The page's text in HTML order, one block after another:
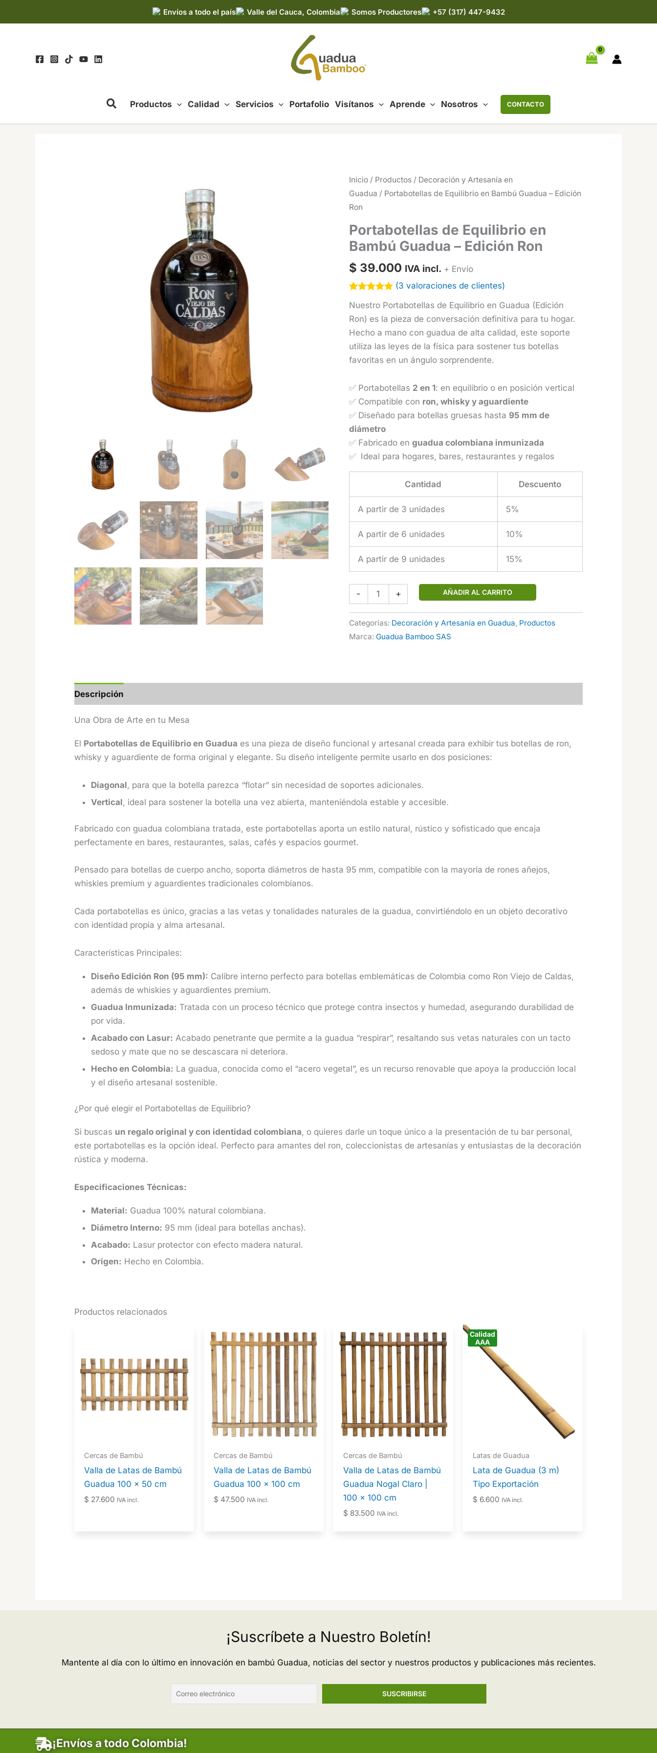
Envíos a todo el país Valle del Cauca, Colombia Somos Productores +57 (317) 447-9432
Productos Calidad Servicios Portafolio Visítanos Aprende Nosotros CONTACTO
Inicio/ Productos/ Decoración y Artesanía en
Guadua / Portabotellas de Equilibrio en Bambú Guadua – Edición
Ron
Portabotellas de Equilibrio en
Bambú Guadua – Edición Ron
$ 39.000 IVA incl. + Envío
5.00sobre
5 basado
en
puntuaciones
(3 valoraciones de clientes)
Nuestro Portabotellas de Equilibrio en Guadua (Edición
Ron) es la pieza de conversación definitiva para tu hogar.
Hecho a mano con guadua de alta calidad, este soporte
utiliza las leyes de la física para sostener tus botellas
favoritas en un ángulo sorprendente.
✅ Portabotellas 2 en 1: en equilibrio o en posición vertical
✅ Compatible con ron, whisky y aguardiente
✅ Diseñado para botellas gruesas hasta 95 mm de
diámetro
✅ Fabricado en guadua colombiana inmunizada
✅ Ideal para hogares, bares, restaurantes y regalos
Cantidad Descuento
A partir de 3 unidades 5%
A partir de 6 unidades 10%
A partir de 9 unidades 15%
-
Portabotellas
de
Equilibrio
en
+ AÑADIR AL CARRITO
Categorías: Decoración y Artesanía en Guadua, Productos
Marca: Guadua Bamboo SAS
Descripción
Una Obra de Arte en tu Mesa
El Portabotellas de Equilibrio en Guadua es una pieza de diseño funcional y artesanal creada para exhibir tus botellas de ron,
whisky y aguardiente de forma original y elegante. Su diseño inteligente permite usarlo en dos posiciones:
Diagonal, para que la botella parezca “flotar” sin necesidad de soportes adicionales.
Vertical, ideal para sostener la botella una vez abierta, manteniéndola estable y accesible.
Fabricado con guadua colombiana tratada, este portabotellas aporta un estilo natural, rústico y sofisticado que encaja
perfectamente en bares, restaurantes, salas, cafés y espacios gourmet.
Pensado para botellas de cuerpo ancho, soporta diámetros de hasta 95 mm, compatible con la mayoría de rones añejos,
whiskies premium y aguardientes tradicionales colombianos.
Cada portabotellas es único, gracias a las vetas y tonalidades naturales de la guadua, convirtiéndolo en un objeto decorativo
con identidad propia y alma artesanal.
Características Principales:
Diseño Edición Ron (95 mm): Calibre interno perfecto para botellas emblemáticas de Colombia como Ron Viejo de Caldas,
además de whiskies y aguardientes premium.
Guadua Inmunizada: Tratada con un proceso técnico que protege contra insectos y humedad, asegurando durabilidad de
por vida.
Acabado con Lasur: Acabado penetrante que permite a la guadua “respirar”, resaltando sus vetas naturales con un tacto
sedoso y mate que no se descascara ni deteriora.
Hecho en Colombia: La guadua, conocida como el “acero vegetal”, es un recurso renovable que apoya la producción local
y el diseño artesanal sostenible.
¿Por qué elegir el Portabotellas de Equilibrio?
Si buscas un regalo original y con identidad colombiana, o quieres darle un toque único a la presentación de tu bar personal,
este portabotellas es la opción ideal. Perfecto para amantes del ron, coleccionistas de artesanías y entusiastas de la decoración
rústica y moderna.
Especificaciones Técnicas:
Material: Guadua 100% natural colombiana.
Diámetro Interno: 95 mm (ideal para botellas anchas).
Acabado: Lasur protector con efecto madera natural.
Origen: Hecho en Colombia.
Productos relacionados
Cercas de Bambú
Valla de Latas de Bambú
Guadua 100 x 50 cm
$ 27.600 IVA incl.
Cercas de Bambú
Valla de Latas de Bambú
Guadua 100 x 100 cm
$ 47.500 IVA incl.
Cercas de Bambú
Valla de Latas de Bambú
Guadua Nogal Claro |
100 x 100 cm
$ 83.500 IVA incl.
Calidad
AAA
Latas de Guadua
Lata de Guadua (3 m)
Tipo Exportación
$ 6.600 IVA incl.
¡Suscríbete a Nuestro Boletín!
Mantente al día con lo último en innovación en bambú Guadua, noticias del sector y nuestros productos y publicaciones más recientes.
¡Envíos a todo Colombia!